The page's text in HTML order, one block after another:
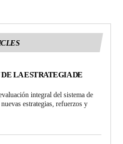
LA ESTRATEGIA DE
integral del sistema de
estrategias, refuerzos y